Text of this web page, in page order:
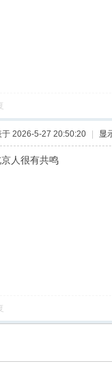
于 2026-5-27 20:50:20 显
人很有共鸣